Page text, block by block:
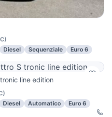
)
Diesel Sequenziale
Euro 6
line edition
)
Diesel Automatico
Euro 6